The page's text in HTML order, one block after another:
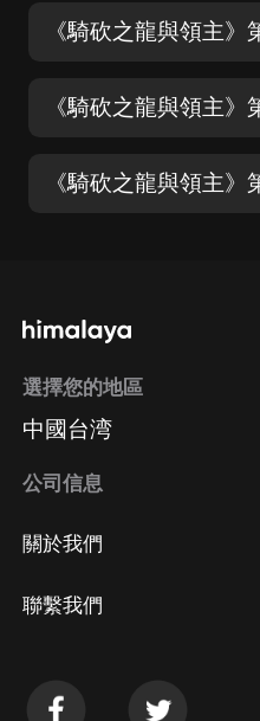
選擇您的地區
中國台湾
公司信息
關於我們
聯繫我們